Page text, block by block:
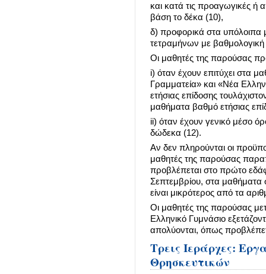
και κατά τις προαγωγικές ή
βάση το δέκα (10),
δ) προφορικά στα υπόλοιπα
τετραμήνων με
Οι μαθητές της παρούσας
i) όταν έχουν επιτύχει στα
Γραμματεία» και «Νέα
ετήσιας επίδοσης
μαθήματα βαθμό ετήσιας
ii) όταν έχουν γενικό μέσο
δώδεκα (12).
Αν δεν πληρούνται οι
μαθητές της παρούσας
προβλέπεται στο πρώτο
Σεπτεμβρίου, στα μαθήματα
είναι μικρότερος από τα
Οι μαθητές της παρούσας
Ελληνικό Γυμνάσιο
απολύονται, όπως
Τρεις Ιεράρχες:
Θρησκευτικών